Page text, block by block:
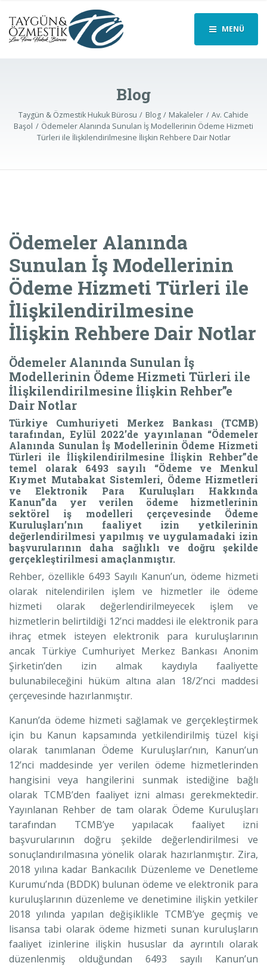
MENÜ
Blog
Taygün & Özmestik Hukuk Bürosu Blog Makaleler
Av. Cahide
Başol
Ödemeler Alanında Sunulan İş Modellerinin Ödeme Hizmeti
Türleri ile İlişkilendirilmesine İlişkin Rehbere Dair Notlar
Ödemeler Alanında
Sunulan İş Modellerinin
Ödeme Hizmeti Türleri ile
İlişkilendirilmesine
İlişkin Rehbere Dair Notlar
Ödemeler Alanında Sunulan İş
Modellerinin Ödeme Hizmeti Türleri ile
İlişkilendirilmesine İlişkin Rehber”e
Dair Notlar
Türkiye Cumhuriyeti Merkez Bankası (TCMB)
tarafından, Eylül 2022’de yayınlanan “Ödemeler
Alanında Sunulan İş Modellerinin Ödeme Hizmeti
Türleri ile İlişkilendirilmesine İlişkin Rehber”de
temel olarak 6493 sayılı “Ödeme ve Menkul
Kıymet Mutabakat Sistemleri, Ödeme Hizmetleri
ve Elektronik Para Kuruluşları Hakkında
Kanun”da yer verilen ödeme hizmetlerinin
sektörel iş modelleri çerçevesinde Ödeme
Kuruluşları’nın faaliyet izin yetkilerinin
değerlendirilmesi yapılmış ve uygulamadaki izin
başvurularının daha sağlıklı ve doğru şekilde
gerçekleştirilmesi amaçlanmıştır.
Rehber, özellikle 6493 Sayılı Kanun’un, ödeme hizmeti
olarak nitelendirilen işlem ve hizmetler ile ödeme
hizmeti olarak değerlendirilmeyecek işlem ve
hizmetlerin belirtildiği 12’nci maddesi ile elektronik para
ihraç etmek isteyen elektronik para kuruluşlarının
ancak Türkiye Cumhuriyet Merkez Bankası Anonim
Şirketin’den izin almak kaydıyla faaliyette
bulunabileceğini hüküm altına alan 18/2’nci maddesi
çerçevesinde hazırlanmıştır.
Kanun’da ödeme hizmeti sağlamak ve gerçekleştirmek
için bu Kanun kapsamında yetkilendirilmiş tüzel kişi
olarak tanımlanan Ödeme Kuruluşları’nın, Kanun’un
12’nci maddesinde yer verilen ödeme hizmetlerinden
hangisini veya hangilerini sunmak istediğine bağlı
olarak TCMB’den faaliyet izni alması gerekmektedir.
Yayınlanan Rehber de tam olarak Ödeme Kuruluşları
tarafından TCMB’ye yapılacak faaliyet izni
başvurularının doğru şekilde değerlendirilmesi ve
sonuçlandırılmasına yönelik olarak hazırlanmıştır. Zira,
2018 yılına kadar Bankacılık Düzenleme ve Denetleme
Kurumu’nda (BDDK) bulunan ödeme ve elektronik para
kuruluşlarının düzenleme ve denetimine ilişkin yetkiler
2018 yılında yapılan değişiklikle TCMB’ye geçmiş ve
lisansa tabi olarak ödeme hizmeti sunan kuruluşların
faaliyet izinlerine ilişkin hususlar da ayrıntılı olarak
düzenlenmiş olduğundan 6493 sayılı Kanun’un